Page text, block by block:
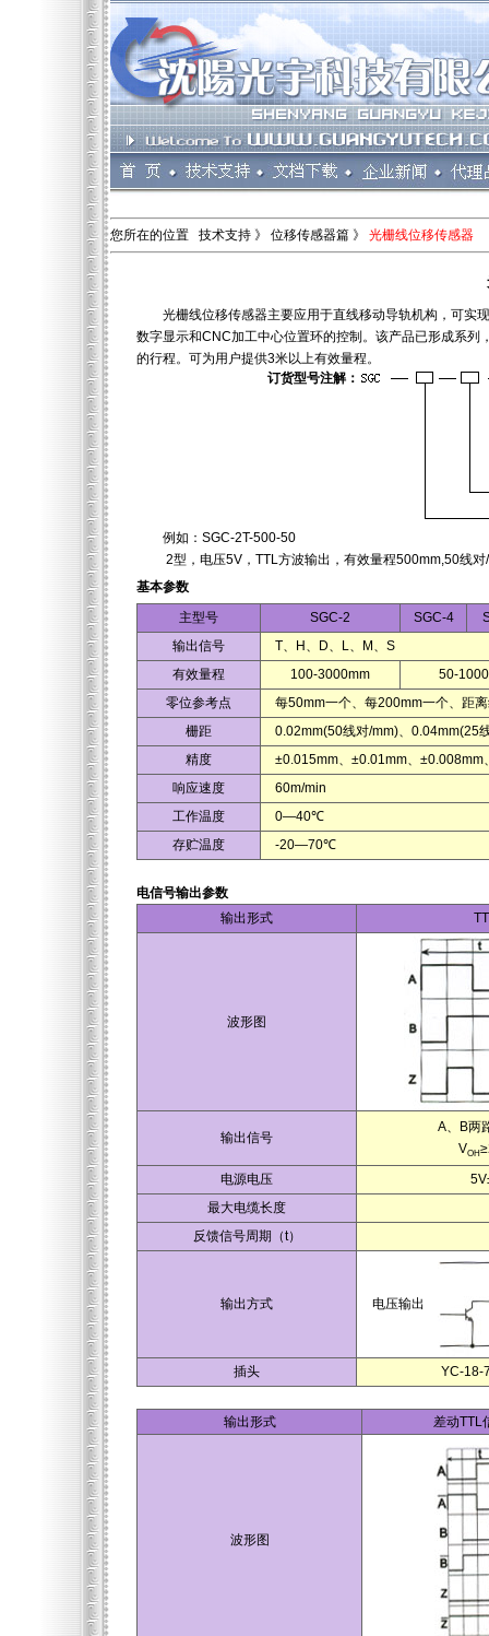
您所在的位置 技术支持 》 位移传感器篇 》 光栅线位移传感器
光栅线位移传感器主要应用于直线移动导轨机构，可实
数字显示和CNC加工中心位置环的控制。该产品已形成系
的行程。可为用户提供3米以上有效量程。
订货型号注解：
例如：SGC-2T-500-50
2型，电压5V，TTL方波输出，有效量程500mm,50线对
基本参数
主型号
SGC-2 SGC-4
输出信号
T、H、D、L、M、S
有效量程
100-3000mm
50-
零位参考点
每50mm一个、每200mm一个、距
栅距
0.02mm(50线对/mm)、0.04mm(25
精度
±0.015mm、±0.01mm、
响应速度
60m/min
工作温度
0—40℃
存贮温度
-20—70℃
电信号输出参数
输出形式
波形图
输出信号
A、B两
VOH
电源电压
最大电缆长度
反馈信号周期（t）
输出方式 电压输出
插头 YC-
输出形式 差动TTL
波形图